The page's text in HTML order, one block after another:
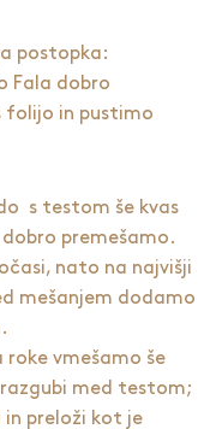
postopka:
Fala dobro
folijo in pustimo
s testom še kvas
premešamo.
nato na najvišji
mešanjem dodamo
roke vmešamo še
med testom;
in preloži kot je